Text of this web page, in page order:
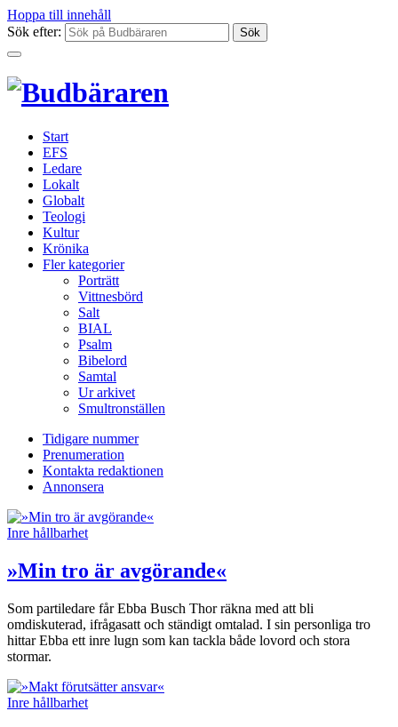
Hoppa till innehåll
Sök efter:
Start
EFS
Ledare
Lokalt
Globalt
Teologi
Kultur
Krönika
Fler kategorier
Porträtt
Vittnesbörd
Salt
BIAL
Psalm
Bibelord
Samtal
Ur arkivet
Smultronställen
Tidigare nummer
Prenumeration
Kontakta redaktionen
Annonsera
Inre hållbarhet
»Min tro är avgörande«
Som partiledare får Ebba Busch Thor räkna med att bli
omdiskuterad, ifrågasatt och ständigt omtalad. I sin personliga tro
hittar Ebba ett inre lugn som kan tackla både lovord och stora
stormar.
Inre hållbarhet